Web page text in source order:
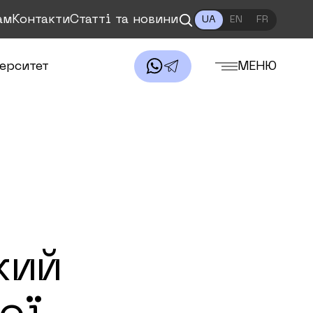
КонтактиСтатті та новини UA EN FR
МЕНЮ